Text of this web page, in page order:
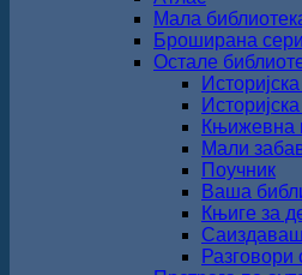
Мала
Броширана
Остале
Књижевна
Мали
Поучник
Ваша
Књиге за
Разговори